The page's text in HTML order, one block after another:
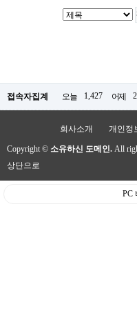
접속자집계 오늘 1,427 어제
회사소개 개인정
Copyright © 소유하신 도메인. All
상단으로
PC